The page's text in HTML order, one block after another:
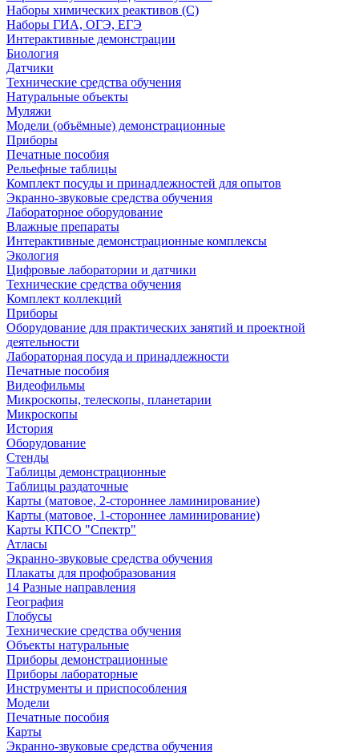
Наборы химических реактивов (С)
Наборы ГИА, ОГЭ, ЕГЭ
Интерактивные демонстрации
Биология
Датчики
Технические средства обучения
Натуральные объекты
Муляжи
Модели (объёмные) демонстрационные
Приборы
Печатные пособия
Рельефные таблицы
Комплект посуды и принадлежностей для опытов
Экранно-звуковые средства обучения
Лабораторное оборудование
Влажные препараты
Интерактивные демонстрационные комплексы
Экология
Цифровые лаборатории и датчики
Технические средства обучения
Комплект коллекций
Приборы
Оборудование для практических занятий и проектной
деятельности
Лабораторная посуда и принадлежности
Печатные пособия
Видеофильмы
Микроскопы, телескопы, планетарии
Микроскопы
История
Оборудование
Стенды
Таблицы демонстрационные
Таблицы раздаточные
Карты (матовое, 2-стороннее ламинирование)
Карты (матовое, 1-стороннее ламинирование)
Карты КПСО "Спектр"
Атласы
Экранно-звуковые средства обучения
Плакаты для профобразования
14 Разные направления
География
Глобусы
Технические средства обучения
Объекты натуральные
Приборы демонстрационные
Приборы лабораторные
Инструменты и приспособления
Модели
Печатные пособия
Карты
Экранно-звуковые средства обучения